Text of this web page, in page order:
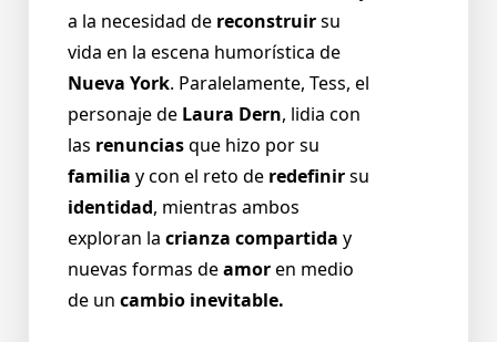
a la necesidad de reconstruirsu
vida en la escena humorística de
Nueva York. Paralelamente, Tess, el
personaje de Laura Dern, lidia con
las renunciasque hizo por su
familia y con el reto de redefinirsu
identidad, mientras ambos
exploran la crianza compartida y
nuevas formas deamoren medio
de un cambio inevitable.